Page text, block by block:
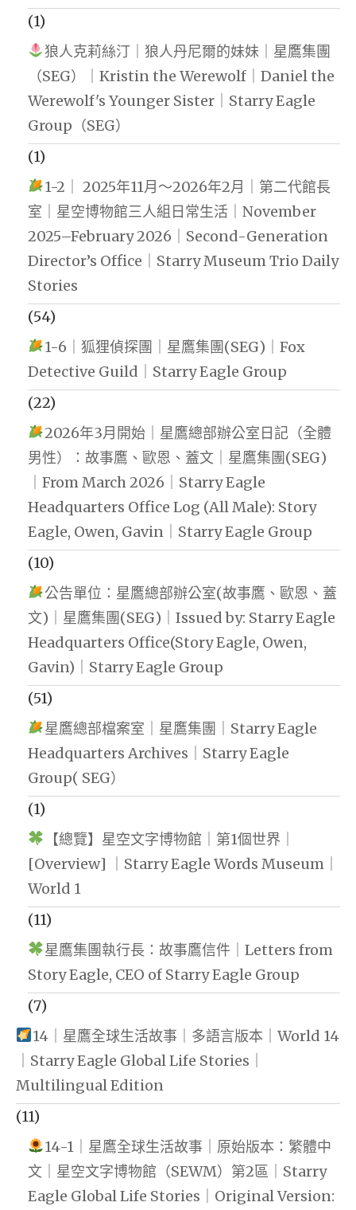
(1)
狼人克莉絲汀｜狼人丹尼爾的妹妹｜星鷹集團
（SEG）｜Kristin the Werewolf｜Daniel the
Werewolf's Younger Sister｜Starry Eagle
Group（SEG）
(1)
1-2｜ 2025年11月～2026年2月｜第二代館長
室｜星空博物館三人組日常生活｜November
2025–February 2026｜Second-Generation
Director’s Office｜Starry Museum Trio Daily
Stories
(54)
1-6｜狐狸偵探團｜星鷹集團(SEG)｜Fox
Detective Guild｜Starry Eagle Group
(22)
2026年3月開始｜星鷹總部辦公室日記（全體
男性）：故事鷹、歐恩、蓋文｜星鷹集團(SEG)
｜From March 2026｜Starry Eagle
Headquarters Office Log (All Male): Story
Eagle, Owen, Gavin｜Starry Eagle Group
(10)
公告單位：星鷹總部辦公室(故事鷹、歐恩、蓋
文)｜星鷹集團(SEG)｜Issued by: Starry Eagle
Headquarters Office(Story Eagle, Owen,
Gavin)｜Starry Eagle Group
(51)
星鷹總部檔案室｜星鷹集團｜Starry Eagle
Headquarters Archives｜Starry Eagle
Group( SEG）
(1)
【總覽】星空文字博物館｜第1個世界｜
[Overview] ｜Starry Eagle Words Museum｜
World 1
(11)
星鷹集團執行長：故事鷹信件｜Letters from
Story Eagle, CEO of Starry Eagle Group
(7)
14｜星鷹全球生活故事｜多語言版本｜World 14
｜Starry Eagle Global Life Stories｜
Multilingual Edition
(11)
14-1｜星鷹全球生活故事｜原始版本：繁體中
文｜星空文字博物館（SEWM）第2區｜Starry
Eagle Global Life Stories｜Original Version: